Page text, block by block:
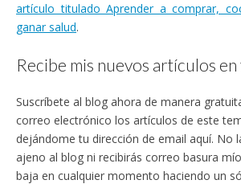
artículo titulado Aprender a comprar,
ganar salud.
Recibe mis nuevos artículos en
Suscríbete al blog ahora de manera
correo electrónico los artículos de este
dejándome tu dirección de email aquí. No
ajeno al blog ni recibirás correo basura
baja en cualquier momento haciendo un